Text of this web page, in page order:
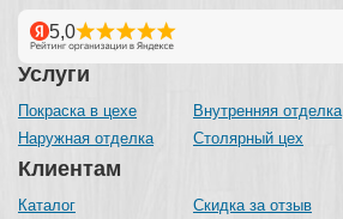
Услуги
Покраска в цехе
Наружная отделка
Внутренняя отделка
Столярный цех
Клиентам
Каталог
Скидка за отзыв